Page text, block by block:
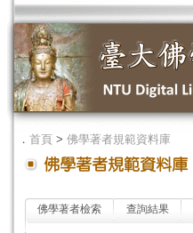
． 首頁 > 佛學著者規範資料庫
佛學著者檢索 查詢結果